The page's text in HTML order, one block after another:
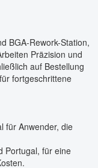
BGA-Rework-Station,
Präzision und
auf Bestellung
fortgeschrittene
für Anwender, die
Portugal, für eine